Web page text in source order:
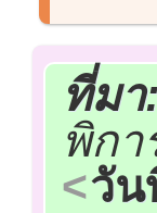
ที่มา:
พิกา
วัน